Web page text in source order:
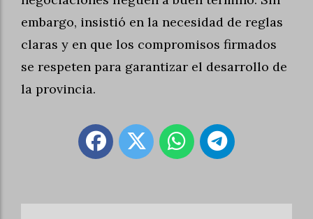
embargo, insistió en la necesidad de reglas
claras y en que los compromisos firmados
se respeten para garantizar el desarrollo de
la provincia.